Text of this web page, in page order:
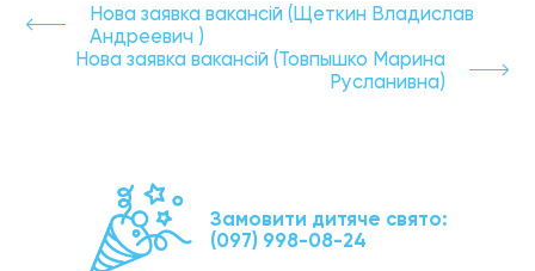
Нова заявка вакансій (Щеткин Владислав
Андреевич )
Нова заявка вакансій (Товпышко Марина
Русланивна)
Замовити дитяче свято:
(097) 998-08-24